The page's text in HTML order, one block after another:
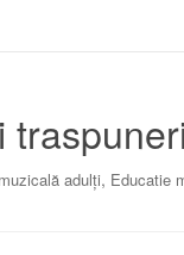
adulți, Educatie